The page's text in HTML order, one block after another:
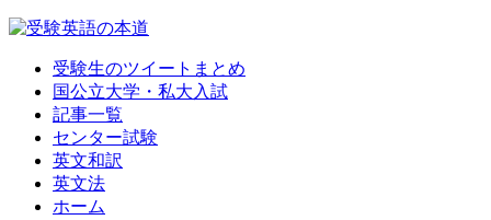
受験生のツイートまとめ
国公立大学・私大入試
記事一覧
センター試験
英文和訳
英文法
ホーム